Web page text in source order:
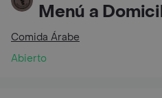
Menú a
Comida Árabe
Abierto